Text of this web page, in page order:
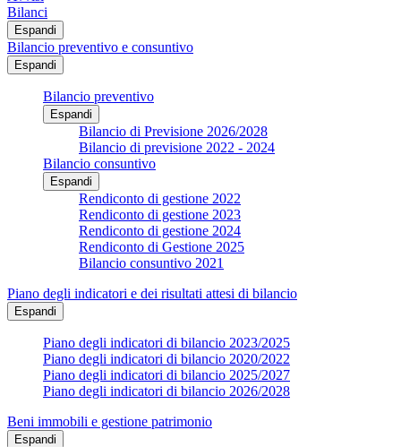
Bilanci
Espandi
Bilancio preventivo e consuntivo
Espandi
Bilancio preventivo
Espandi
Bilancio di Previsione 2026/2028
Bilancio di previsione 2022 - 2024
Bilancio consuntivo
Espandi
Rendiconto di gestione 2022
Rendiconto di gestione 2023
Rendiconto di gestione 2024
Rendiconto di Gestione 2025
Bilancio consuntivo 2021
Piano degli indicatori e dei risultati attesi di bilancio
Espandi
Piano degli indicatori di bilancio 2023/2025
Piano degli indicatori di bilancio 2020/2022
Piano degli indicatori di bilancio 2025/2027
Piano degli indicatori di bilancio 2026/2028
Beni immobili e gestione patrimonio
Espandi